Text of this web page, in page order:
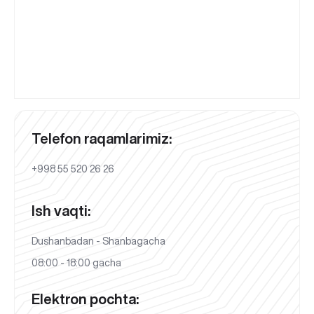
Telefon raqamlarimiz:
+998 55 520 26 26
Ish vaqti:
Dushanbadan - Shanbagacha
08:00 - 18:00 gacha
Elektron pochta: